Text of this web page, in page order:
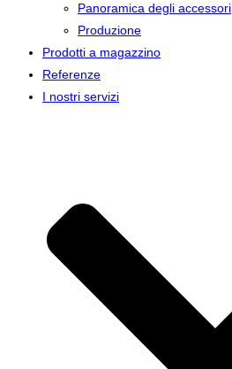
Panoramica degli accessori
Produzione
Prodotti a magazzino
Referenze
I nostri servizi